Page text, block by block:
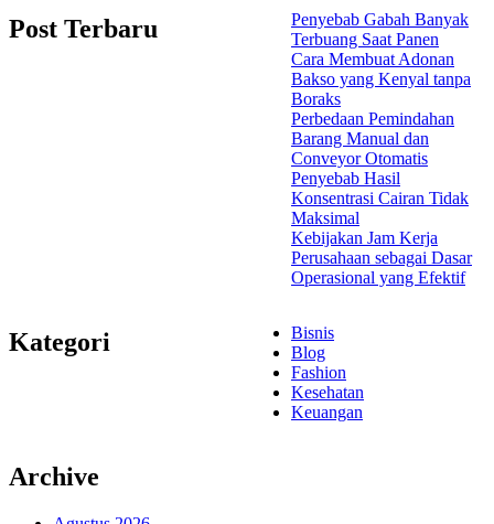
Post Terbaru
Penyebab Gabah Banyak
Terbuang Saat Panen
Cara Membuat Adonan
Bakso yang Kenyal tanpa
Boraks
Perbedaan Pemindahan
Barang Manual dan
Conveyor Otomatis
Penyebab Hasil
Konsentrasi Cairan Tidak
Maksimal
Kebijakan Jam Kerja
Perusahaan sebagai Dasar
Operasional yang Efektif
Kategori
Bisnis
Blog
Fashion
Kesehatan
Keuangan
Archive